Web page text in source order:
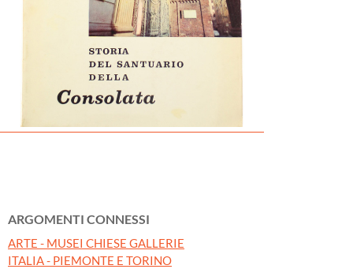
ARGOMENTI CONNESSI
ARTE - MUSEI CHIESE GALLERIE
ITALIA - PIEMONTE E TORINO